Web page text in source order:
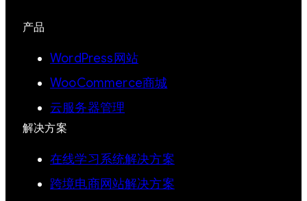
产品
WordPress网站
WooCommerce商城
云服务器管理
解决方案
在线学习系统解决方案
跨境电商网站解决方案